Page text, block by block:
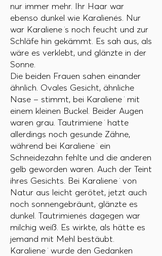
nur immer mehr. Ihr Haar war
ebenso dunkel wie Karalienės. Nur
war Karaliene ̇s noch feucht und zur
Schläfe hin gekämmt. Es sah aus, als
wäre es verklebt, und glänzte in der
Sonne.
Die beiden Frauen sahen einander
ähnlich. Ovales Gesicht, ähnliche
Nase – stimmt, bei Karaliene ̇ mit
einem kleinen Buckel. Beider Augen
waren grau. Tautrimiene ̇ hatte
allerdings noch gesunde Zähne,
während bei Karaliene ̇ ein
Schneidezahn fehlte und die anderen
gelb geworden waren. Auch der Teint
ihres Gesichts. Bei Karaliene ̇ von
Natur aus leicht gerötet, jetzt auch
noch sonnengebräunt, glänzte es
dunkel. Tautrimienės dagegen war
milchig weiß. Es wirkte, als hätte es
jemand mit Mehl bestäubt.
Karaliene ̇ wurde den Gedanken